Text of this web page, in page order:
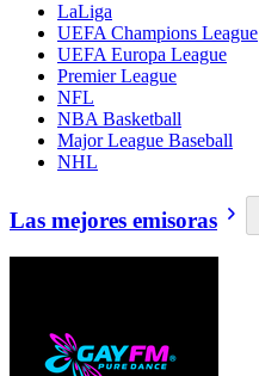
LaLiga
UEFA Champions League
UEFA Europa League
Premier League
NFL
NBA Basketball
Major League Baseball
NHL
Las mejores emisoras